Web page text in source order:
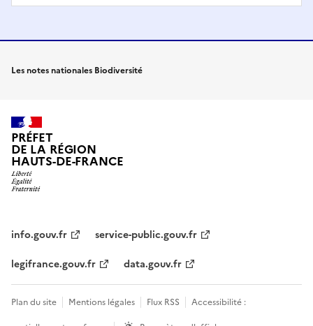
Les notes nationales Biodiversité
PRÉFET
DE LA RÉGION
HAUTS-DE-FRANCE
info.gouv.fr
service-public.gouv.fr
legifrance.gouv.fr
data.gouv.fr
Plan du site Mentions légales Flux RSS
Accessibilité :